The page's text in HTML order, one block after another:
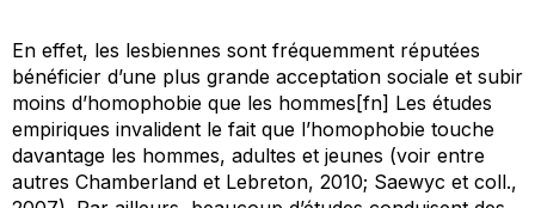
En effet, les lesbiennes sont fréquemment réputées
bénéficier d’une plus grande acceptation sociale et subir
moins d’homophobie que les hommes[fn] Les études
empiriques invalident le fait que l’homophobie touche
davantage les hommes, adultes et jeunes (voir entre
autres Chamberland et Lebreton, 2010; Saewyc et coll.,